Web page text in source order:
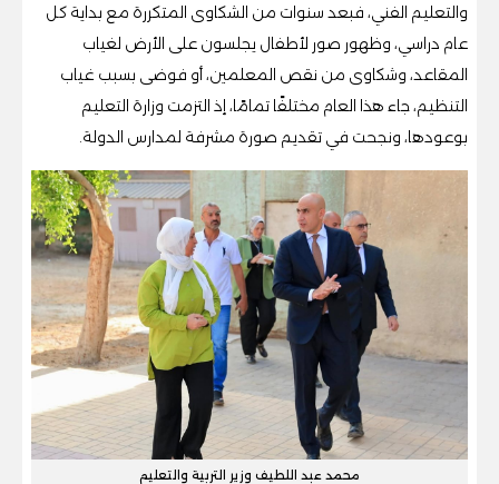
والتعليم الفني، فبعد سنوات من الشكاوى المتكررة مع بداية كل
عام دراسي، وظهور صور لأطفال يجلسون على الأرض لغياب
المقاعد، وشكاوى من نقص المعلمين، أو فوضى بسبب غياب
التنظيم، جاء هذا العام مختلفًا تمامًا، إذ التزمت وزارة التعليم
بوعودها، ونجحت في تقديم صورة مشرفة لمدارس الدولة.
محمد عبد اللطيف وزير التربية والتعليم